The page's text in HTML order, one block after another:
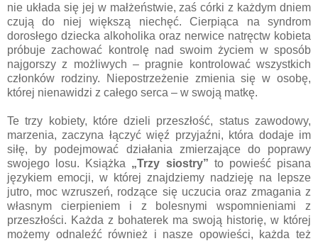
nie układa się jej w małżeństwie, zaś córki z każdym dniem
czują do niej większą niechęć. Cierpiąca na syndrom
dorosłego dziecka alkoholika oraz nerwice natręctw kobieta
próbuje zachować kontrolę nad swoim życiem w sposób
najgorszy z możliwych – pragnie kontrolować wszystkich
członków rodziny. Niepostrzeżenie zmienia się w osobę,
której nienawidzi z całego serca – w swoją matkę.
Te trzy kobiety, które dzieli przeszłość, status zawodowy,
marzenia, zaczyna łączyć więź przyjaźni, która dodaje im
siłę, by podejmować działania zmierzające do poprawy
swojego losu. Książka „Trzy siostry” to powieść pisana
językiem emocji, w której znajdziemy nadzieję na lepsze
jutro, moc wzruszeń, rodzące się uczucia oraz zmagania z
własnym cierpieniem i z bolesnymi wspomnieniami z
przeszłości. Każda z bohaterek ma swoją historię, w której
możemy odnaleźć również i nasze opowieści, każda też